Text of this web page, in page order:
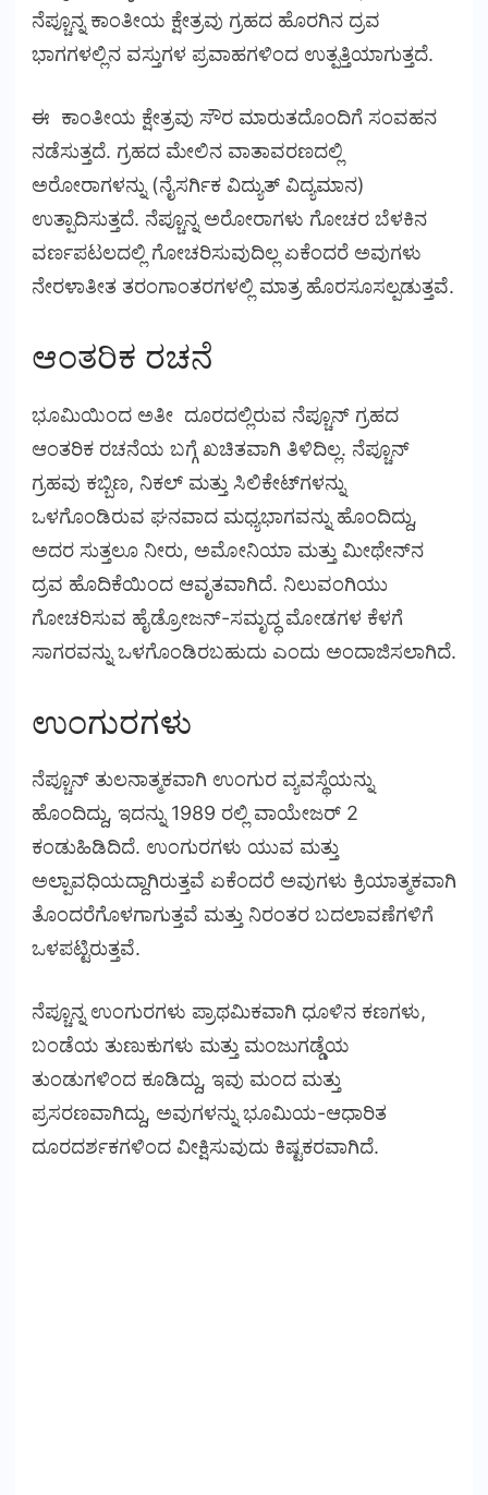
ನೆಪ್ಚೂನ್ನ ಕಾಂತೀಯ ಕ್ಷೇತ್ರವು ಗ್ರಹದ ಹೊರಗಿನ ದ್ರವ
ಭಾಗಗಳಲ್ಲಿನ ವಸ್ತುಗಳ ಪ್ರವಾಹಗಳಿಂದ ಉತ್ಪತ್ತಿಯಾಗುತ್ತದೆ.
ಈ ಕಾಂತೀಯ ಕ್ಷೇತ್ರವು ಸೌರ ಮಾರುತದೊಂದಿಗೆ ಸಂವಹನ
ನಡೆಸುತ್ತದೆ. ಗ್ರಹದ ಮೇಲಿನ ವಾತಾವರಣದಲ್ಲಿ
ಅರೋರಾಗಳನ್ನು (ನೈಸರ್ಗಿಕ ವಿದ್ಯುತ್ ವಿದ್ಯಮಾನ)
ಉತ್ಪಾದಿಸುತ್ತದೆ. ನೆಪ್ಚೂನ್ನ ಅರೋರಾಗಳು ಗೋಚರ ಬೆಳಕಿನ
ವರ್ಣಪಟಲದಲ್ಲಿ ಗೋಚರಿಸುವುದಿಲ್ಲ ಏಕೆಂದರೆ ಅವುಗಳು
ನೇರಳಾತೀತ ತರಂಗಾಂತರಗಳಲ್ಲಿ ಮಾತ್ರ ಹೊರಸೂಸಲ್ಪಡುತ್ತವೆ.
ಆಂತರಿಕ ರಚನೆ
ಭೂಮಿಯಿಂದ ಅತೀ ದೂರದಲ್ಲಿರುವ ನೆಪ್ಚೂನ್ ಗ್ರಹದ
ಆಂತರಿಕ ರಚನೆಯ ಬಗ್ಗೆ ಖಚಿತವಾಗಿ ತಿಳಿದಿಲ್ಲ. ನೆಪ್ಚೂನ್
ಗ್ರಹವು ಕಬ್ಬಿಣ, ನಿಕಲ್ ಮತ್ತು ಸಿಲಿಕೇಟ್‌ಗಳನ್ನು
ಒಳಗೊಂಡಿರುವ ಘನವಾದ ಮಧ್ಯಭಾಗವನ್ನು ಹೊಂದಿದ್ದು,
ಅದರ ಸುತ್ತಲೂ ನೀರು, ಅಮೋನಿಯಾ ಮತ್ತು ಮೀಥೇನ್‌ನ
ದ್ರವ ಹೊದಿಕೆಯಿಂದ ಆವೃತವಾಗಿದೆ. ನಿಲುವಂಗಿಯು
ಗೋಚರಿಸುವ ಹೈಡ್ರೋಜನ್-ಸಮೃದ್ಧ ಮೋಡಗಳ ಕೆಳಗೆ
ಸಾಗರವನ್ನು ಒಳಗೊಂಡಿರಬಹುದು ಎಂದು ಅಂದಾಜಿಸಲಾಗಿದೆ.
ಉಂಗುರಗಳು
ನೆಪ್ಚೂನ್ ತುಲನಾತ್ಮಕವಾಗಿ ಉಂಗುರ ವ್ಯವಸ್ಥೆಯನ್ನು
ಹೊಂದಿದ್ದು, ಇದನ್ನು 1989 ರಲ್ಲಿ ವಾಯೇಜರ್ 2
ಕಂಡುಹಿಡಿದಿದೆ. ಉಂಗುರಗಳು ಯುವ ಮತ್ತು
ಅಲ್ಪಾವಧಿಯದ್ದಾಗಿರುತ್ತವೆ ಏಕೆಂದರೆ ಅವುಗಳು ಕ್ರಿಯಾತ್ಮಕವಾಗಿ
ತೊಂದರೆಗೊಳಗಾಗುತ್ತವೆ ಮತ್ತು ನಿರಂತರ ಬದಲಾವಣೆಗಳಿಗೆ
ಒಳಪಟ್ಟಿರುತ್ತವೆ.
ನೆಪ್ಚೂನ್ನ ಉಂಗುರಗಳು ಪ್ರಾಥಮಿಕವಾಗಿ ಧೂಳಿನ ಕಣಗಳು,
ಬಂಡೆಯ ತುಣುಕುಗಳು ಮತ್ತು ಮಂಜುಗಡ್ಡೆಯ
ತುಂಡುಗಳಿಂದ ಕೂಡಿದ್ದು, ಇವು ಮಂದ ಮತ್ತು
ಪ್ರಸರಣವಾಗಿದ್ದು, ಅವುಗಳನ್ನು ಭೂಮಿಯ-ಆಧಾರಿತ
ದೂರದರ್ಶಕಗಳಿಂದ ವೀಕ್ಷಿಸುವುದು ಕಿಷ್ಟಕರವಾಗಿದೆ.